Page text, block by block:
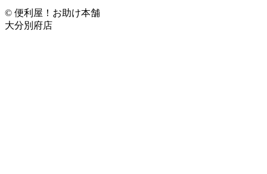
© 便利屋！お助け本舗
大分別府店